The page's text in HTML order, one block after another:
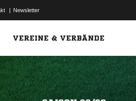
| Newsletter
VEREINE & VERBÄNDE